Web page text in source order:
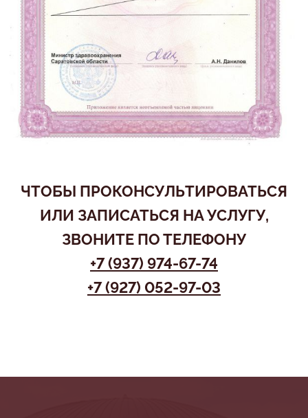
ЧТОБЫ ПРОКОНСУЛЬТИРОВАТЬСЯ
ИЛИ ЗАПИСАТЬСЯ НА УСЛУГУ,
ЗВОНИТЕ ПО ТЕЛЕФОНУ
+7 (937) 974-67-74
+7 (927) 052-97-03